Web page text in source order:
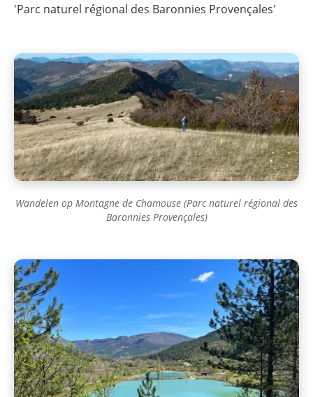
'Parc naturel régional des Baronnies Provençales'
Wandelen op Montagne de Chamouse (Parc naturel régional des
Baronnies Provençales)